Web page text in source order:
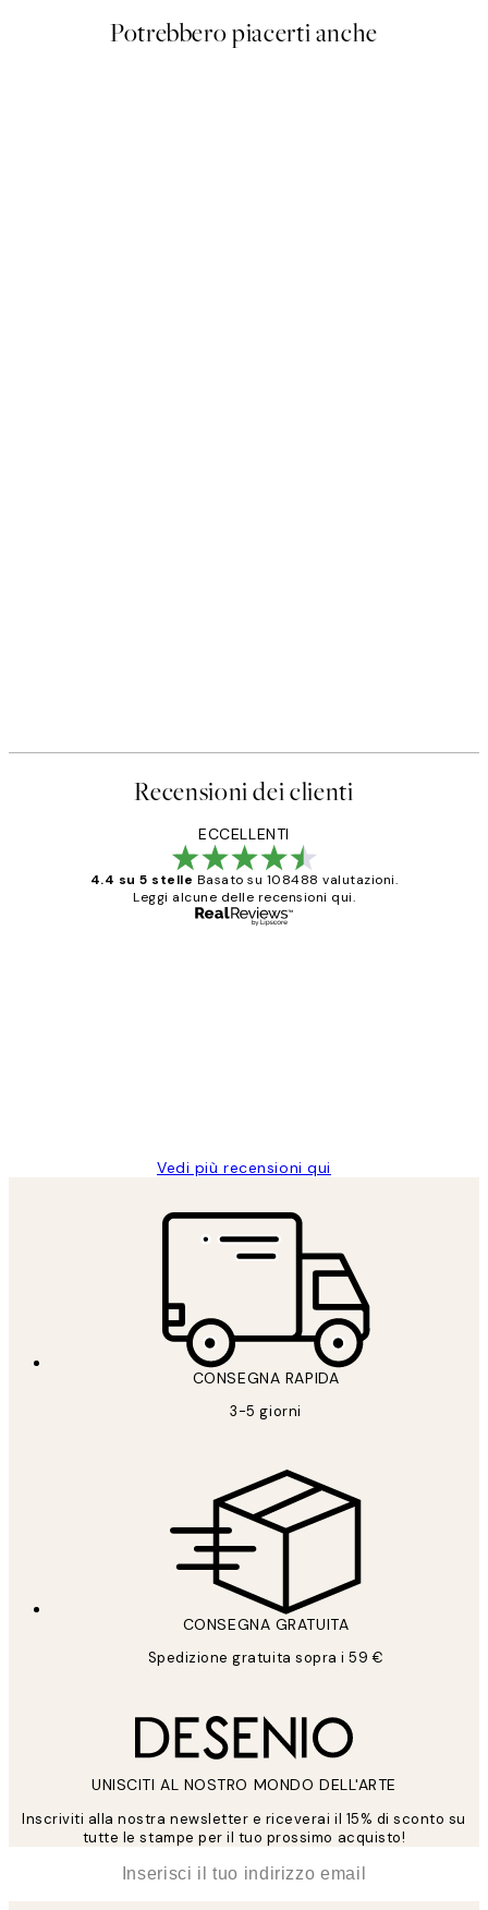
Potrebbero piacerti anche
Recensioni dei clienti
ECCELLENTI
4.4 su 5 stelle Basato su 108488 valutazioni.
Leggi alcune delle recensioni qui.
Vedi più recensioni qui
CONSEGNA RAPIDA
3-5 giorni
CONSEGNA GRATUITA
Spedizione gratuita sopra i 59 €
UNISCITI AL NOSTRO MONDO DELL'ARTE
Inscriviti alla nostra newsletter e riceverai il 15% di sconto su
tutte le stampe per il tuo prossimo acquisto!